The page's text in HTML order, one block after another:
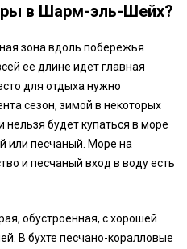
в Шарм-эль-Шейх?
зона вдоль побережья
ее длине идет главная
для отдыха нужно
сезон, зимой в некоторых
будет купаться в море
или песчаный. Море на
и песчаный вход в воду есть
обустроенная, с хорошей
В бухте песчано-коралловые